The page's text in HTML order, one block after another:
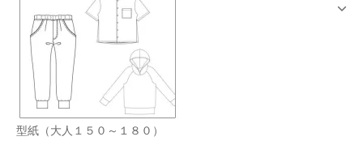
型紙（大人１５０～１８０）